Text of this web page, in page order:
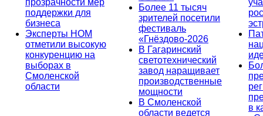
прозрачности мер
поддержки для
бизнеса
Эксперты НОМ
отметили высокую
конкуренцию на
выборах в
Смоленской
области
Более 11 тысяч
зрителей посетили
фестиваль
«Гнёздово-2026
В Гагаринский
светотехнический
завод наращивает
производственные
мощности
В Смоленской
области ведется
в